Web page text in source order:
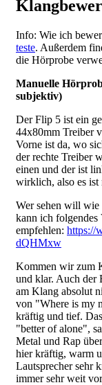
Info: Wie ich
teste. Außerdem
die Hörprobe
Manuelle
subjektiv)​
Der Flip 5 ist ein
44x80mm Treiber
Vorne ist da, wo
der rechte Treiber
einen und der ist
wirklich, also es ist
Wer sehen will wie
kann ich folgendes
empfehlen: https://
dQHMxw
Kommen wir zum
und klar. Auch der
am Klang absolut
von "Where is my
kräftig und tief.
"better of alone",
Metal und Rap
hier kräftig, warm
Lautsprecher sehr
immer sehr weit